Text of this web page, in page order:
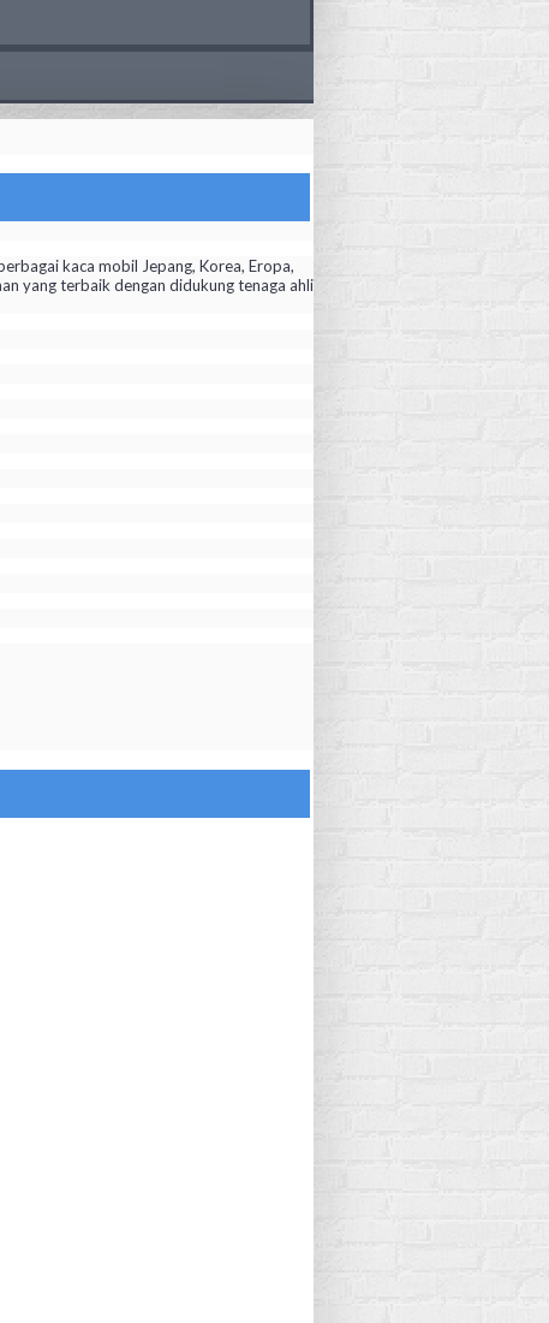
kaca mobil Jepang, Korea, Eropa,
yang terbaik dengan didukung tenaga ahli